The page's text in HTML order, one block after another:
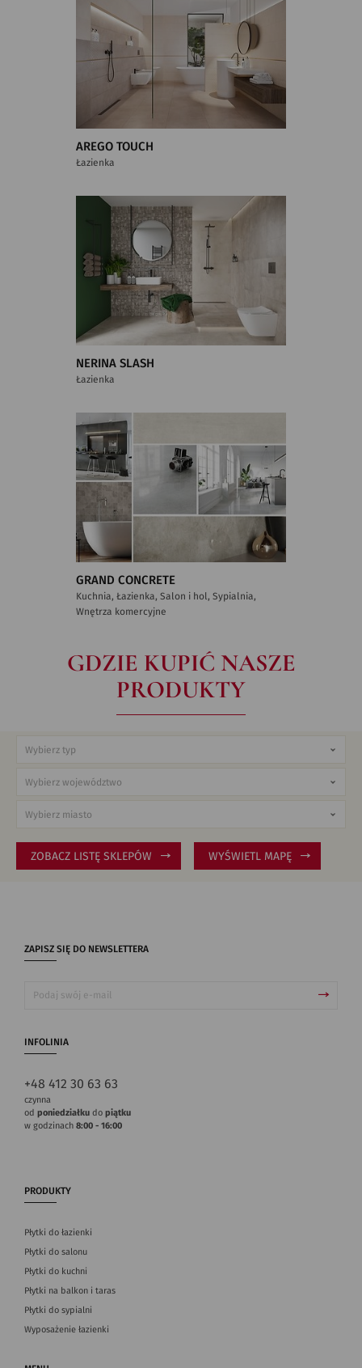
AREGO TOUCH
Łazienka
NERINA SLASH
Łazienka
GRAND CONCRETE
Kuchnia, Łazienka, Salon i hol, Sypialnia,
Wnętrza komercyjne
GDZIE KUPIĆ NASZE
PRODUKTY
ZOBACZ LISTĘ SKLEPÓW WYŚWIETL MAPĘ
ZAPISZ SIĘ DO NEWSLETTERA
INFOLINIA
+48 412 30 63 63
czynna
od poniedziałku do piątku
w godzinach 8:00 - 16:00
PRODUKTY
Płytki do łazienki
Płytki do salonu
Płytki do kuchni
Płytki na balkon i taras
Płytki do sypialni
Wyposażenie łazienki